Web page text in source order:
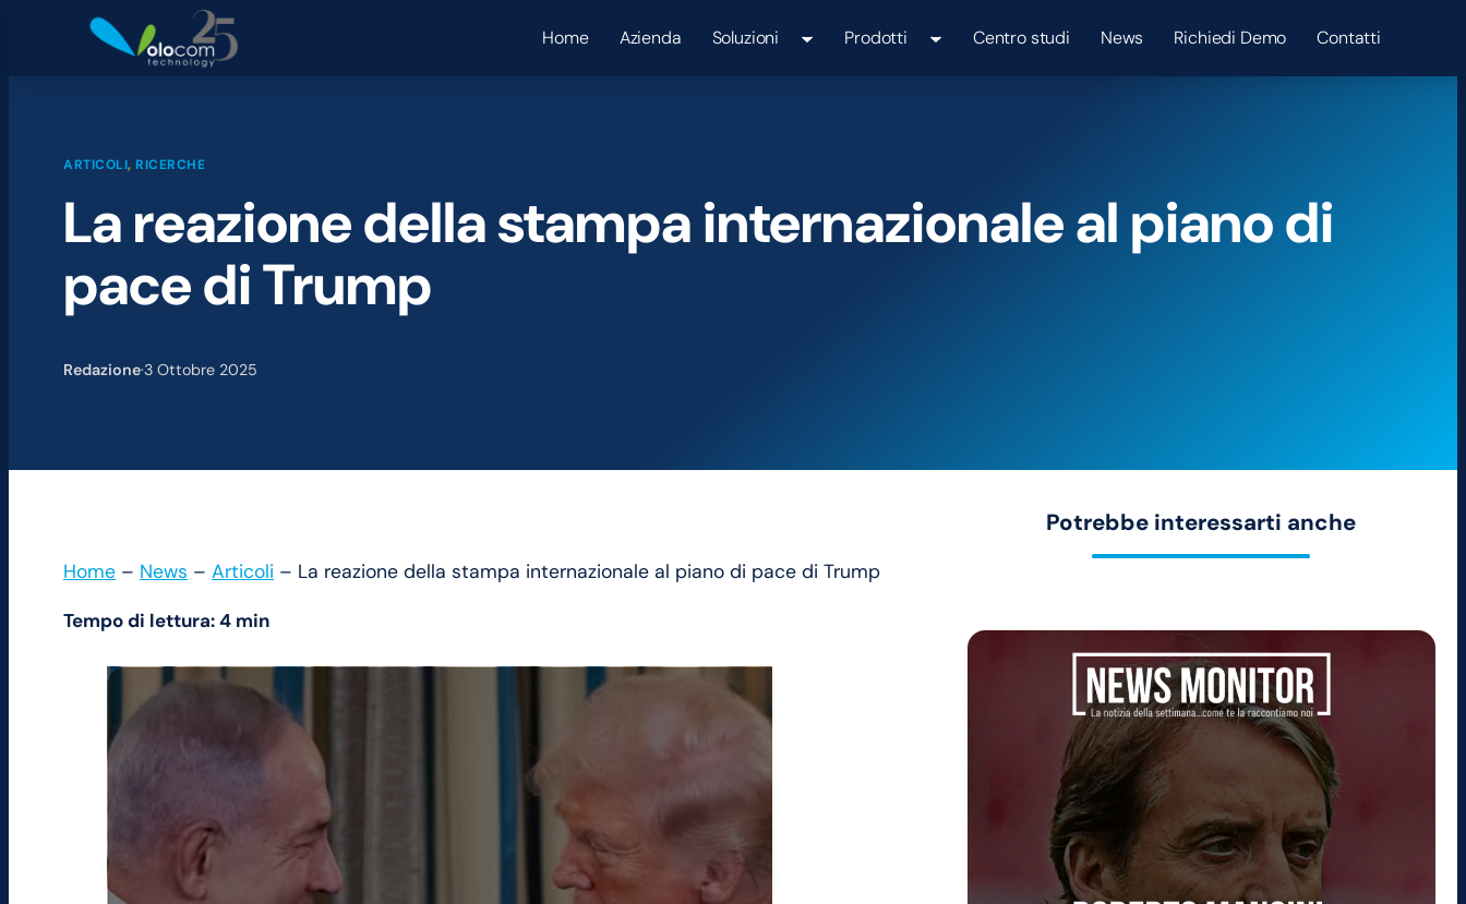
Home Azienda Soluzioni Prodotti Centro studi News Richiedi Demo Contatti
ARTICOLI, RICERCHE
La reazione della stampa internazionale al piano di
pace di Trump
Redazione·3 Ottobre 2025
Home – News – Articoli – La reazione della stampa internazionale al piano di pace di Trump
Tempo di lettura: 4 min
Potrebbe interessarti anche